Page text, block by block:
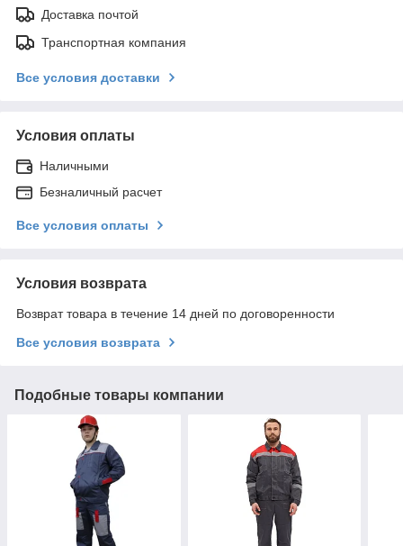
Доставка почтой
Транспортная компания
Все условия доставки
Условия оплаты
Наличными
Безналичный расчет
Все условия оплаты
Условия возврата
Возврат товара в течение 14 дней по договоренности
Все условия возврата
Подобные товары компании